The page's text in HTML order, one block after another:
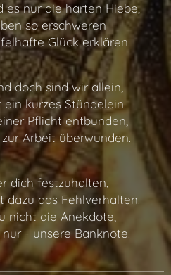
es nur die harten Hiebe,
so erschweren
Glück erklären.
doch sind wir allein,
kurzes Stündelein.
Pflicht entbunden,
Arbeit überwunden.
dich festzuhalten,
dazu das Fehlverhalten.
nicht die Anekdote,
- unsere Banknote.